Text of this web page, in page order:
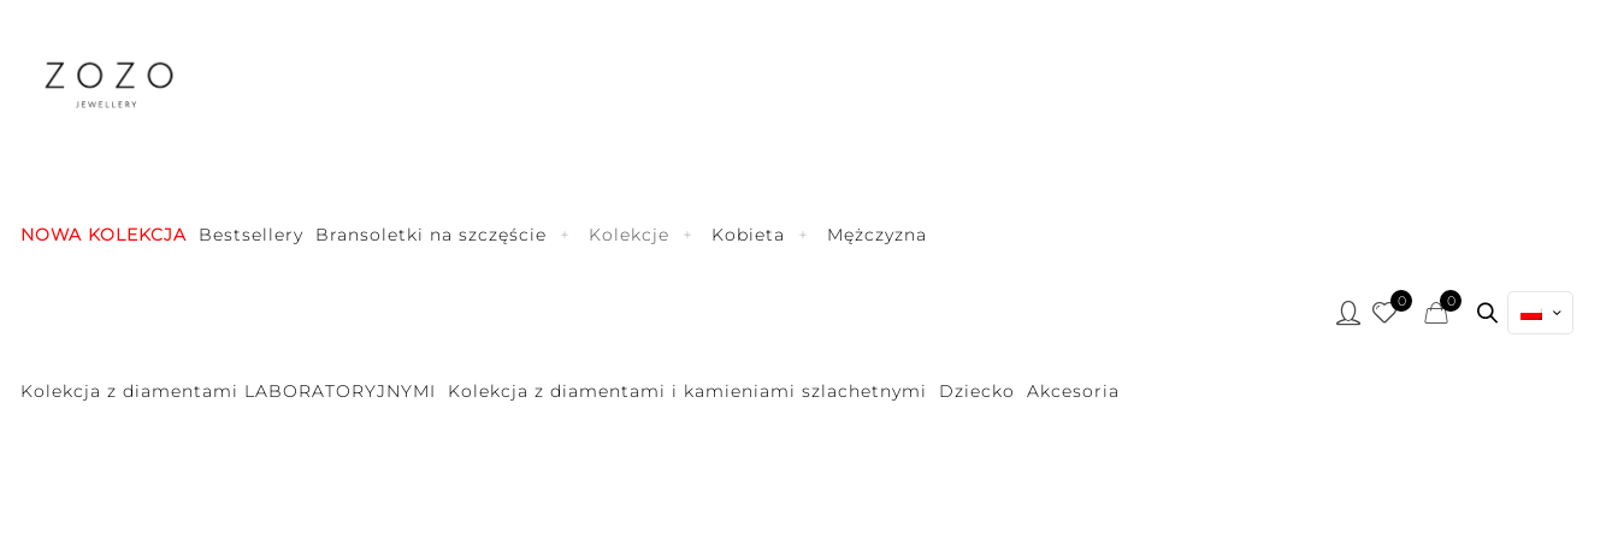
NOWA KOLEKCJA Bestsellery Bransoletki na szczęście Kolekcje Kobieta Mężczyzna
Kolekcja z diamentami LABORATORYJNYMI Kolekcja z diamentami i kamieniami szlachetnymi Dziecko Akcesoria
0 0